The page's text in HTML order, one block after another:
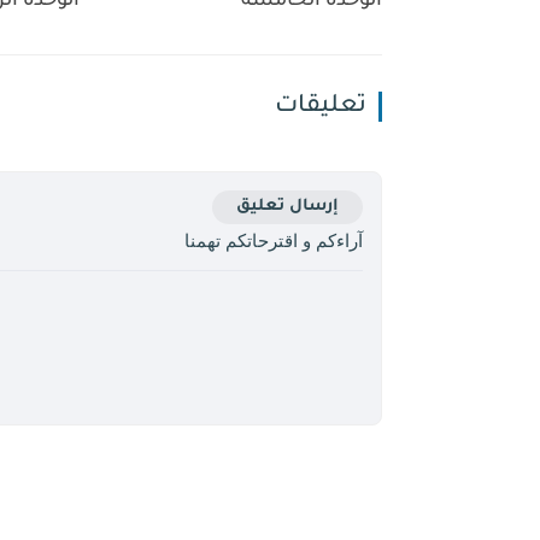
تعليقات
إرسال تعليق
آراءكم و اقترحاتكم تهمنا